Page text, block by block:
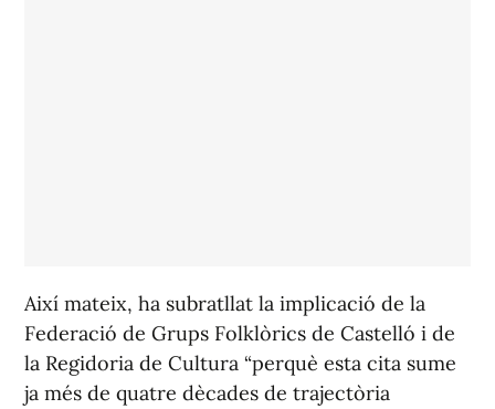
Així mateix, ha subratllat la implicació de la
Federació de Grups Folklòrics de Castelló i de
la Regidoria de Cultura “perquè esta cita sume
ja més de quatre dècades de trajectòria